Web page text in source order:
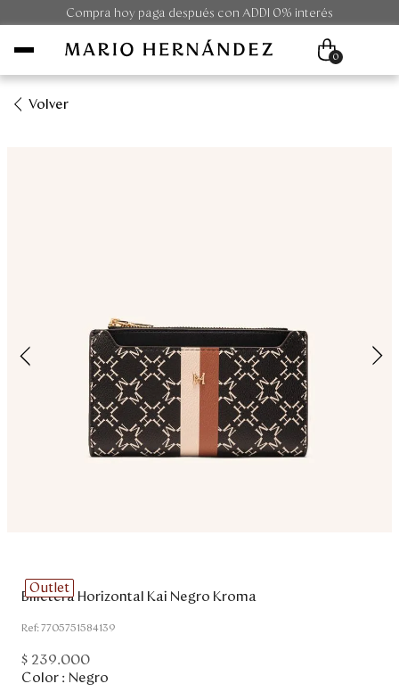
Compra hoy paga después con ADDI 0% interés
Colecciones
Outlet
Colombia
0
Volver
Outlet
Billetera Horizontal Kai Negro Kroma
:7705751584139
$ 239.000
Color : Negro